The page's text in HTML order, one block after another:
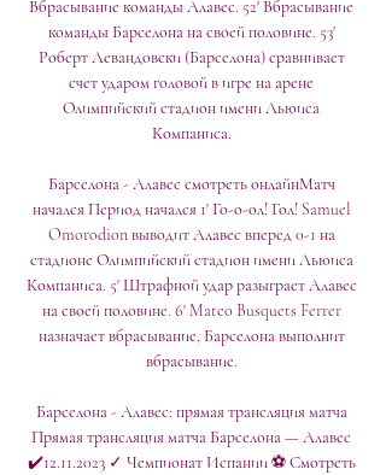
Вбрасывание команды Алавес. 52' Вбрасывание
команды Барселона на своей половине. 53'
Роберт Левандовски (Барселона) сравнивает
счет ударом головой в игре на арене
Олимпийский стадион имени Льюиса
Компаниса.
Барселона - Алавес смотреть онлайнМатч
начался Период начался 1' Го-о-ол! Гол! Samuel
Omorodion выводит Алавес вперед 0-1 на
стадионе Олимпийский стадион имени Льюиса
Компаниса. 5' Штрафной удар разыграет Алавес
на своей половине. 6' Mateo Busquets Ferrer
назначает вбрасывание, Барселона выполнит
вбрасывание.
Барселона - Алавес: прямая трансляция матча
Прямая трансляция матча Барселона — Алавес
✔️12.11.2023 ✓ Чемпионат Испании ⚽ Смотреть